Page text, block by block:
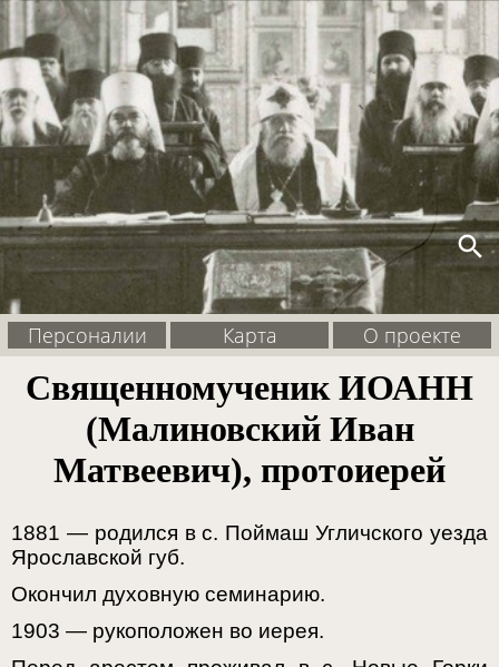
Персоналии Карта О проекте
search
Священномученик ИОАНН
(Малиновский Иван
Матвеевич), протоиерей
1881 — родился в с. Поймаш Угличского уезда
Ярославской губ.
Окончил духовную семинарию.
1903 — рукоположен во иерея.